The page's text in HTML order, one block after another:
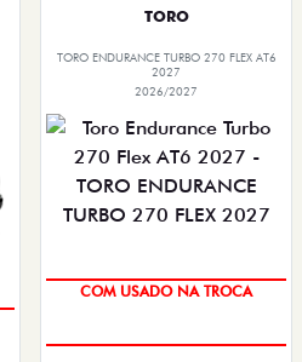
TORO
TORO ENDURANCE TURBO 270 FLEX AT6
2027
2026/2027